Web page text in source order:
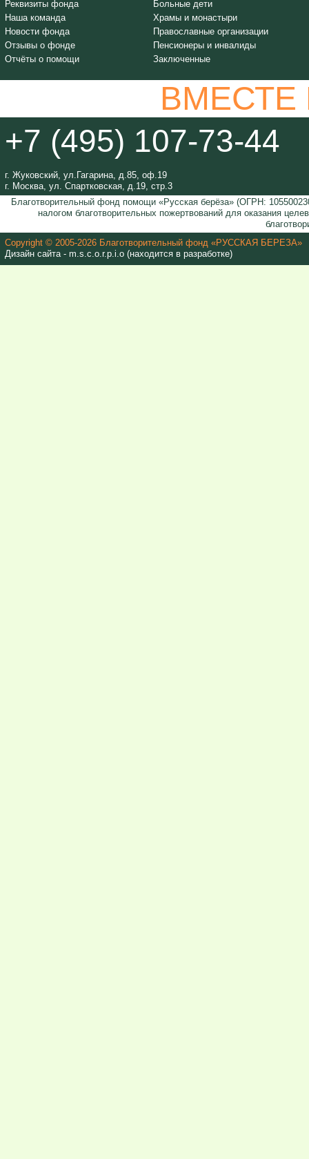
Реквизиты фонда
Наша команда
Новости фонда
Отзывы о фонде
Отчёты о помощи
Больные дети
Храмы и монастыри
Православные организации
Пенсионеры и инвалиды
Заключенные
+7 (495) 107-73-44
г. Жуковский, ул.Гагарина, д.85, оф.19
г. Москва, ул. Спартковская, д.19, стр.3
Благотворительный фонд помощи «Русская берёза» (ОГРН:
налогом благотворительных пожертвований для оказания
Copyright © 2005-2026 Благотворительный фонд «РУССКАЯ БЕРЕЗА»
Дизайн сайта - m.s.c.o.r.p.i.o (находится в разработке)